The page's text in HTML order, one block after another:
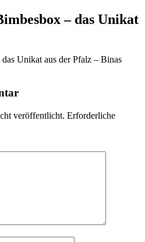
– das Unikat
Unikat aus der Pfalz – Binas
veröffentlicht. Erforderliche